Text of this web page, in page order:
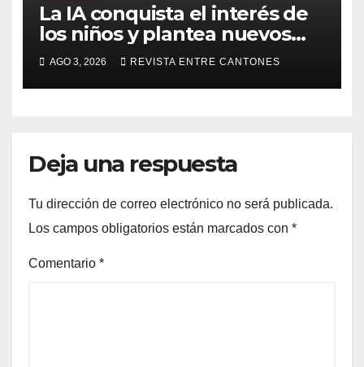
La IA conquista el interés de
los niños y plantea nuevos
retos para su seguridad
digital
AGO 3, 2026 REVISTA ENTRE CANTONES
Deja una respuesta
Tu dirección de correo electrónico no será publicada.
Los campos obligatorios están marcados con *
Comentario *